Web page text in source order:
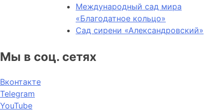
Международный сад мира
«Благодатное кольцо»
Сад сирени «Александровский»
Мы в соц. сетях
Вконтакте
Telegram
YouTube